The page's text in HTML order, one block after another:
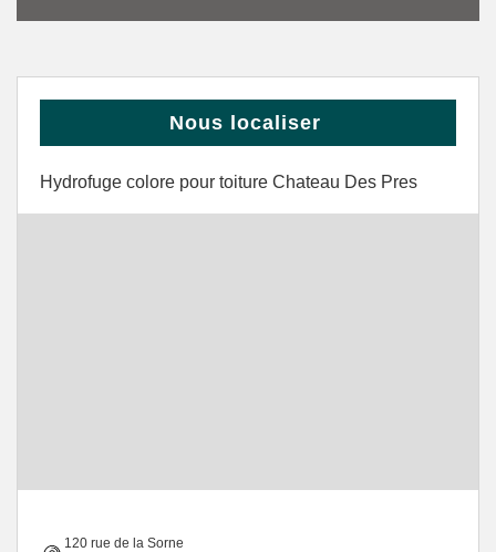
Nous localiser
Hydrofuge colore pour toiture Chateau Des Pres
120 rue de la Sorne